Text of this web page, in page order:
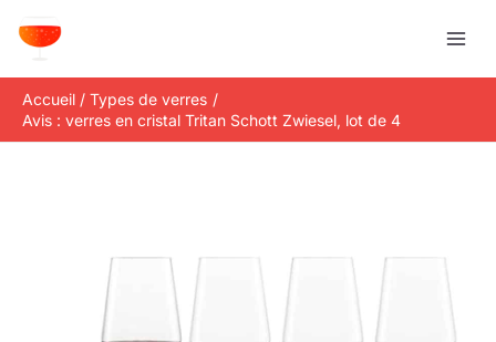
Accueil
Types de verres
Avis : verres en cristal Tritan Schott Zwiesel, lot de 4
e
c
h
e